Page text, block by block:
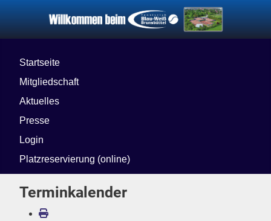
Startseite
Mitgliedschaft
Aktuelles
Presse
Login
Platzreservierung (online)
Terminkalender